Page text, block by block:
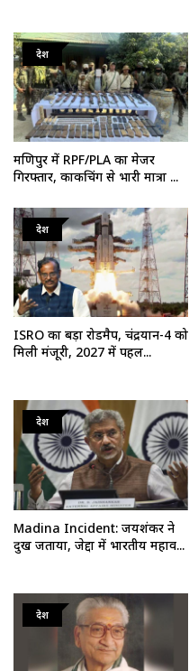
देश
मणिपुर में RPF/PLA का मेजर
गिरफ्तार, काकचिंग से भारी मात्रा ...
देश
ISRO का बड़ा रोडमैप, चंद्रयान-4 को
मिली मंजूरी, 2027 में पहल...
देश
Madina Incident: जयशंकर ने
दुख जताया, जेद्दा में भारतीय महाव...
देश